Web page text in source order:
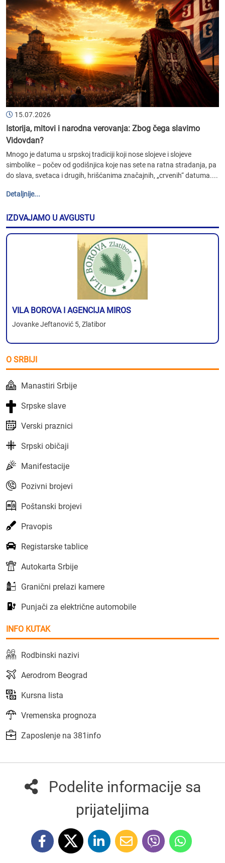
15.07.2026
Istorija, mitovi i narodna verovanja: Zbog čega slavimo
Vidovdan?
Mnogo je datuma u srpskoj tradiciji koji nose slojeve i slojeve
simbolike – počev od godišnjica koje nas sete na ratna stradanja, pa
do slava, svetaca i drugih, hrišćanima značajnih, „crvenih“ datuma....
Detaljnije...
IZDVAJAMO U AVGUSTU
VILA BOROVA I AGENCIJA MIROS
Jovanke Jeftanović 5, Zlatibor
O SRBIJI
Manastiri Srbije
Srpske slave
Verski praznici
Srpski običaji
Manifestacije
Pozivni brojevi
Poštanski brojevi
Pravopis
Registarske tablice
Autokarta Srbije
Granični prelazi kamere
Punjači za električne automobile
INFO KUTAK
Rodbinski nazivi
Aerodrom Beograd
Kursna lista
Vremenska prognoza
Zaposlenje na 381info
Podelite informacije sa
prijateljima